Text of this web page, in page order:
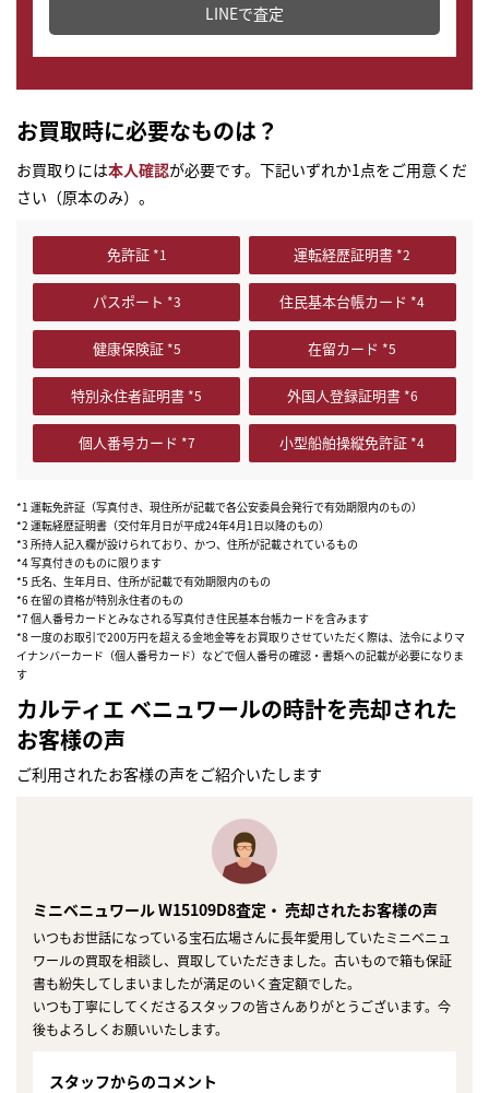
LINEで査定
お買取時に必要なものは？
お買取りには本人確認が必要です。下記いずれか1点をご用意くだ
さい（原本のみ）。
免許証 運転経歴証明書
パスポート 住民基本台帳カード
健康保険証 在留カード
特別永住者証明書 外国人登録証明書
個人番号カード 小型船舶操縦免許証
*1 運転免許証（写真付き、現住所が記載で各公安委員会発行で有効期限内のもの）
*2 運転経歴証明書（交付年月日が平成24年4月1日以降のもの）
*3 所持人記入欄が設けられており、かつ、住所が記載されているもの
*4 写真付きのものに限ります
*5 氏名、生年月日、住所が記載で有効期限内のもの
*6 在留の資格が特別永住者のもの
*7 個人番号カードとみなされる写真付き住民基本台帳カードを含みます
*8 一度のお取引で200万円を超える金地金等をお買取りさせていただく際は、法令によりマ
イナンバーカード（個人番号カード）などで個人番号の確認・書類への記載が必要になりま
す
カルティエ ベニュワールの時計を売却された
お客様の声
ご利用されたお客様の声をご紹介いたします
ミニベニュワール W15109D8査定・ 売却されたお客様の声
いつもお世話になっている宝石広場さんに長年愛用していたミニベニュ
ワールの買取を相談し、買取していただきました。古いもので箱も保証
書も紛失してしまいましたが満足のいく査定額でした。
いつも丁寧にしてくださるスタッフの皆さんありがとうございます。今
後もよろしくお願いいたします。
スタッフからのコメント